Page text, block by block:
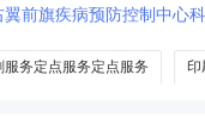
翼前旗疾病预防控制中心
服务定点服务定点服务 印